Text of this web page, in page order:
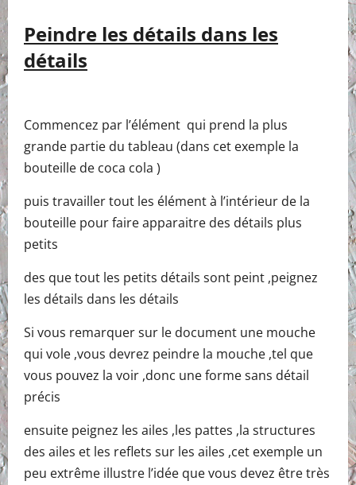
Peindre les détails dans les
détails
Commencez par l’élément qui prend la plus
grande partie du tableau (dans cet exemple la
bouteille de coca cola )
puis travailler tout les élément à l’intérieur de la
bouteille pour faire apparaitre des détails plus
petits
des que tout les petits détails sont peint ,peignez
les détails dans les détails
Si vous remarquer sur le document une mouche
qui vole ,vous devrez peindre la mouche ,tel que
vous pouvez la voir ,donc une forme sans détail
précis
ensuite peignez les ailes ,les pattes ,la structures
des ailes et les reflets sur les ailes ,cet exemple un
peu extrême illustre l’idée que vous devez être très